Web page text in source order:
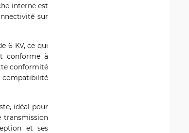
interne est
sur
6 KV, ce qui
conforme à
conformité
compatibilité
idéal pour
transmission
et ses